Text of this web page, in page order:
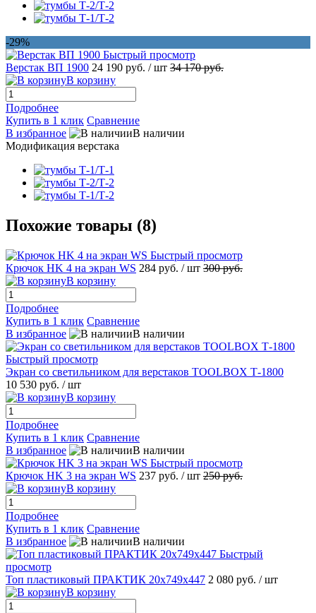
-29%
Быстрый просмотр
Верстак ВП 1900 24 190 руб. / шт 34 170 руб.
В корзину
Подробнее
Купить в 1 клик Сравнение
В избранное
В наличии
Модификация верстака
Похожие товары (8)
Быстрый просмотр
Крючок HK 4 на экран WS 284 руб. / шт 300 руб.
В корзину
Подробнее
Купить в 1 клик Сравнение
В избранное
В наличии
Быстрый просмотр
Экран со светильником для верстаков TOOLBOX Т-1800
10 530 руб. / шт
В корзину
Подробнее
Купить в 1 клик Сравнение
В избранное
В наличии
Быстрый просмотр
Крючок HK 3 на экран WS 237 руб. / шт 250 руб.
В корзину
Подробнее
Купить в 1 клик Сравнение
В избранное
В наличии
Быстрый
просмотр
Топ пластиковый ПРАКТИК 20x749x447 2 080 руб. / шт
В корзину